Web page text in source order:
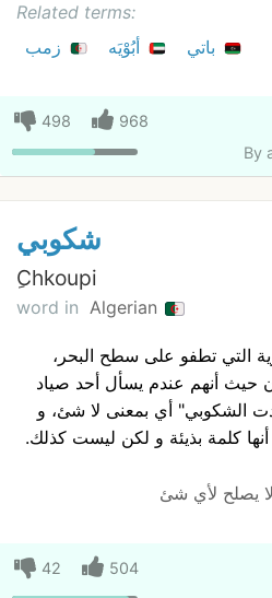
Related terms:
زمب
أبُوْيَه باتي
498
968
By
شكوبي
ِChkoupi
word in Algerian
التي تطفو على سطح البحر،
حيث أنهم عندم يسأل أحد صياد
الشكوبي" أي بمعنى لا شئ، و
كلمة بذيئة و لكن ليست كذلك.
يصلح لأي شئ
42
504